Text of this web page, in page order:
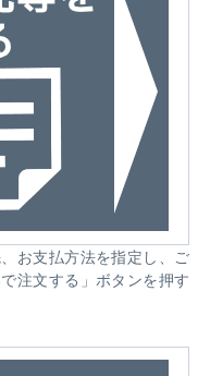
お支払方法を指定し、ご
注文する」ボタンを押す